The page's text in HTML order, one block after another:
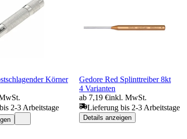
Körner
2-3 Arbeitstage
Gedore Red Splinttreiber 8kt
4 Varianten
ab 7,19 €inkl. MwSt.
Lieferung bis 2-3 Arbeitstage
Details anzeigen